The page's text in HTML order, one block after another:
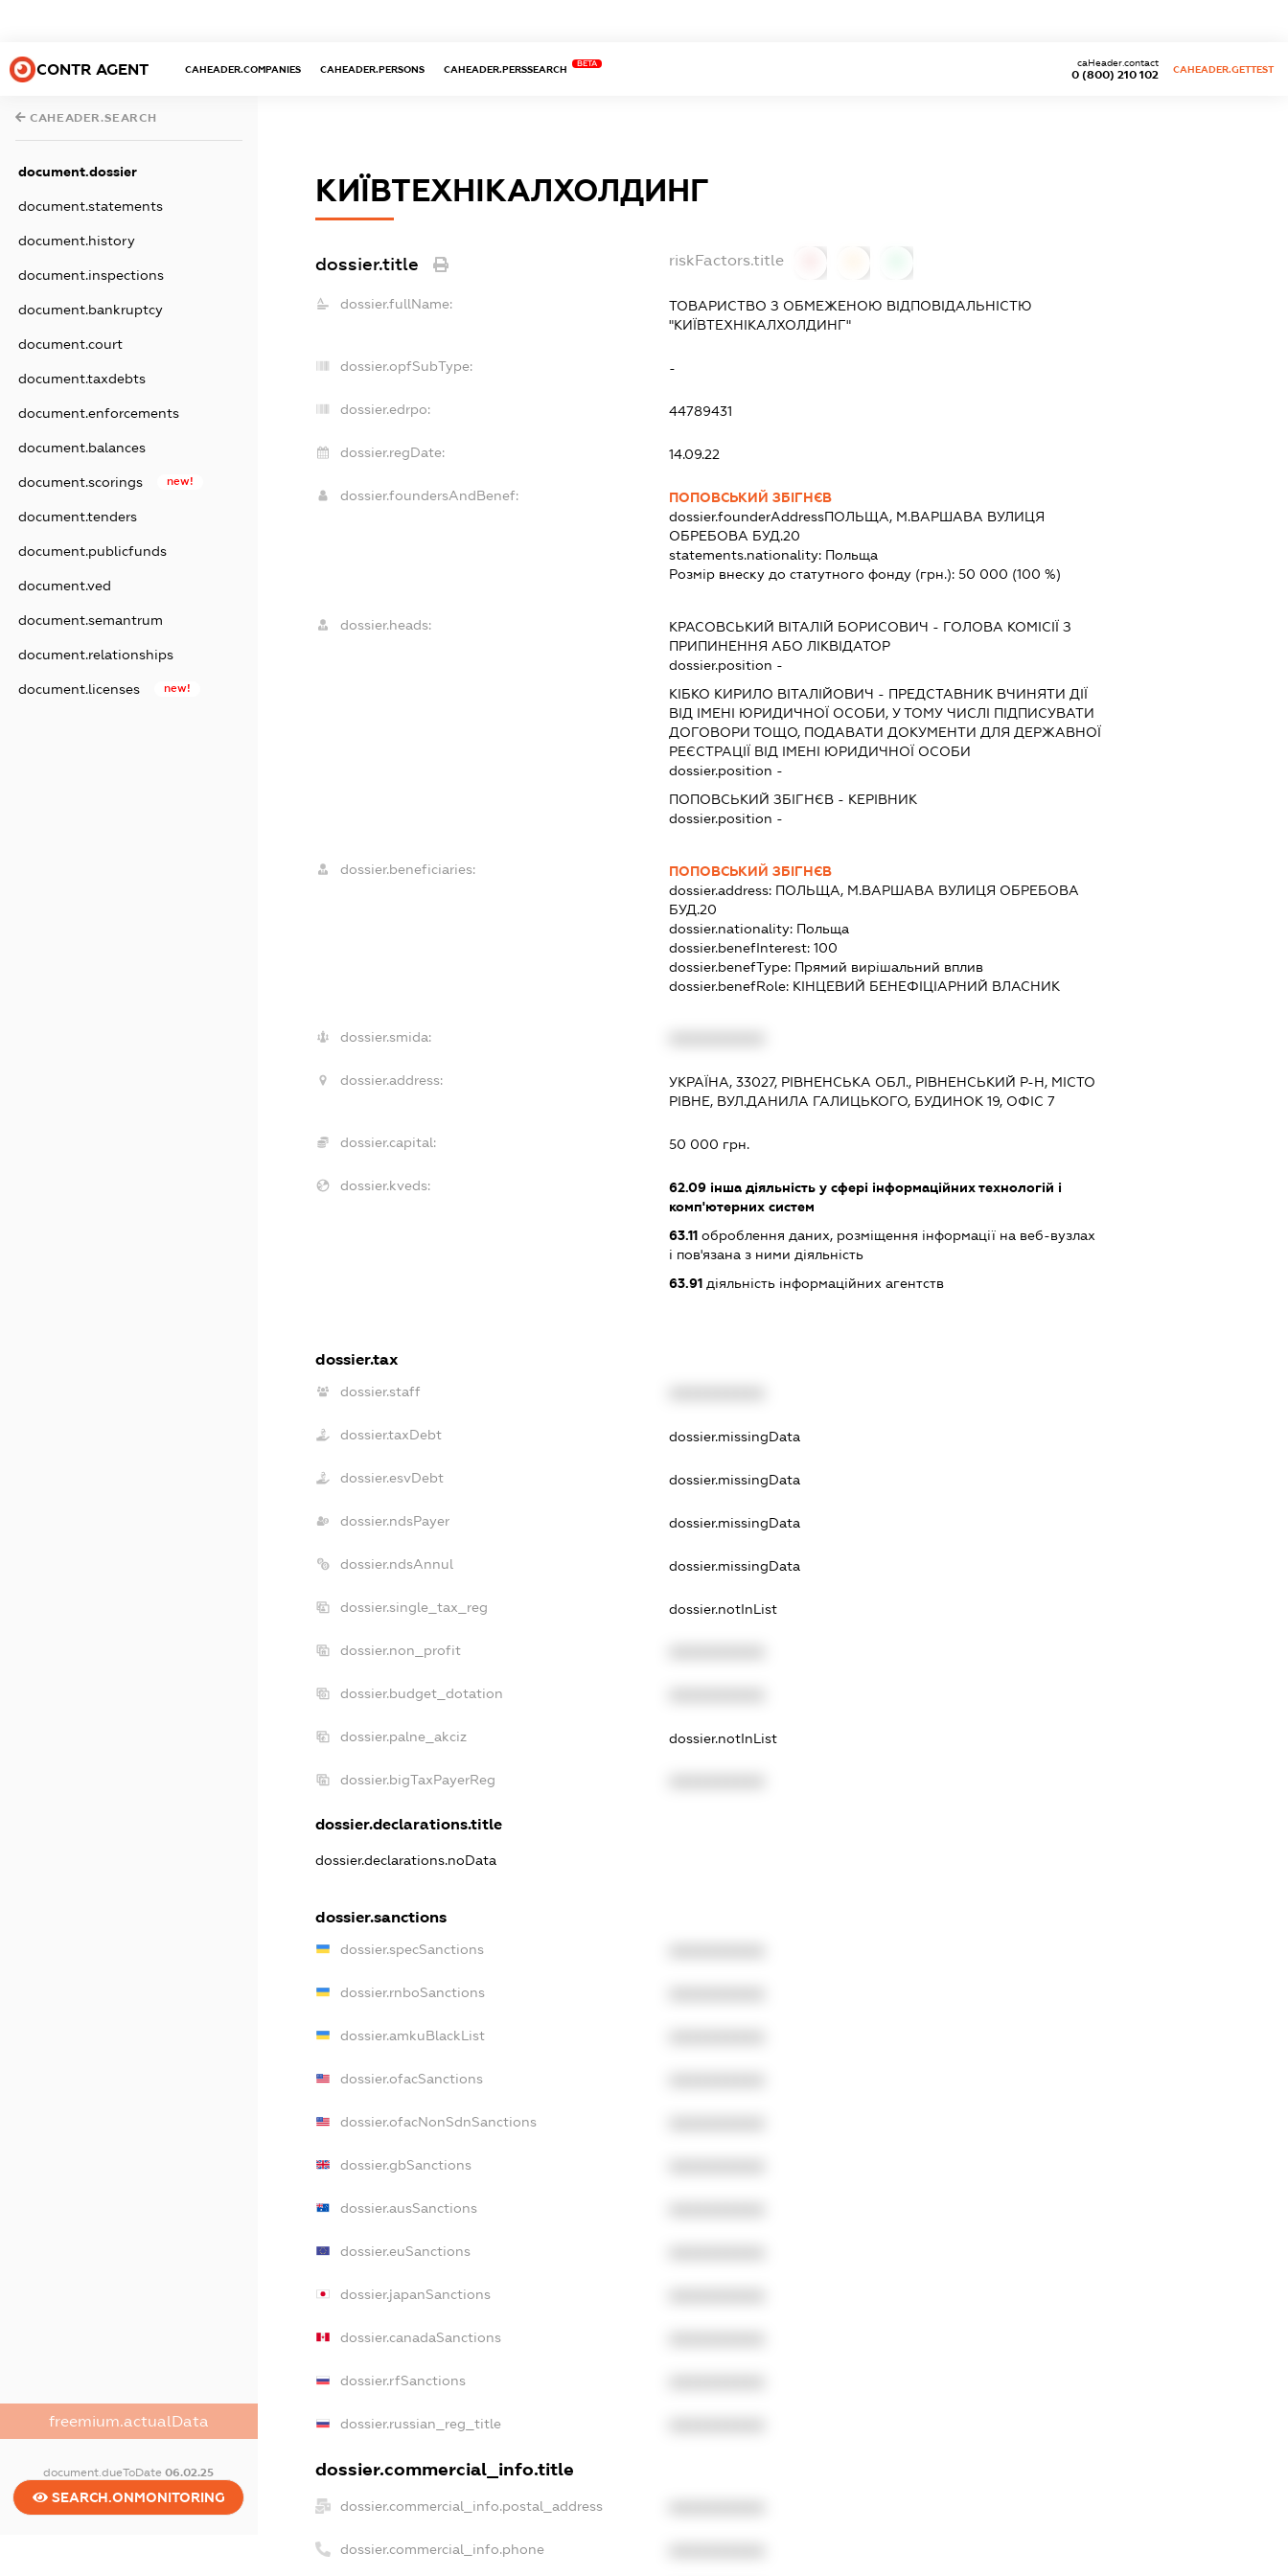
CONTR AGENT CAHEADER.COMPANIES CAHEADER.PERSONS CAHEADER.PERSSEARCH
BETA
0 (800) 210 102
caHeader.contact
CAHEADER.GETTEST
CAHEADER.SEARCH
document.dossier
document.statements
document.history
document.inspections
document.bankruptcy
document.court
document.taxdebts
document.enforcements
document.balances
document.scorings new!
document.tenders
document.publicfunds
document.ved
document.semantrum
document.relationships
document.licenses new!
freemium.actualData
document.dueToDate06.02.25
SEARCH.ONMONITORING
КИЇВТЕХНІКАЛХОЛДИНГ
dossier.title riskFactors.title
dossier.fullName:
ТОВАРИСТВО З ОБМЕЖЕНОЮ ВІДПОВІДАЛЬНІСТЮ
"КИЇВТЕХНІКАЛХОЛДИНГ"
dossier.opfSubType: -
dossier.edrpo: 44789431
dossier.regDate: 14.09.22
dossier.foundersAndBenef:
ПОПОВСЬКИЙ ЗБІГНЄВ
dossier.founderAddressПОЛЬЩА, М.ВАРШАВА ВУЛИЦЯ
ОБРЕБОВА БУД.20
statements.nationality: Польща
Розмір внеску до статутного фонду (грн.):50 000 (100 %)
dossier.heads: КРАСОВСЬКИЙ ВІТАЛІЙ БОРИСОВИЧ - ГОЛОВА КОМІСІЇ З
ПРИПИНЕННЯ АБО ЛІКВІДАТОР
dossier.position -
КІБКО КИРИЛО ВІТАЛІЙОВИЧ - ПРЕДСТАВНИК ВЧИНЯТИ ДІЇ
ВІД ІМЕНІ ЮРИДИЧНОЇ ОСОБИ, У ТОМУ ЧИСЛІ ПІДПИСУВАТИ
ДОГОВОРИ ТОЩО, ПОДАВАТИ ДОКУМЕНТИ ДЛЯ ДЕРЖАВНОЇ
РЕЄСТРАЦІЇ ВІД ІМЕНІ ЮРИДИЧНОЇ ОСОБИ
dossier.position -
ПОПОВСЬКИЙ ЗБІГНЄВ - КЕРІВНИК
dossier.position -
dossier.beneficiaries:
ПОПОВСЬКИЙ ЗБІГНЄВ
dossier.address: ПОЛЬЩА, М.ВАРШАВА ВУЛИЦЯ ОБРЕБОВА
БУД.20
dossier.nationality: Польща
dossier.benefInterest:100
dossier.benefType: Прямий вирішальний вплив
dossier.benefRole: КІНЦЕВИЙ БЕНЕФІЦІАРНИЙ ВЛАСНИК
dossier.smida:
dossier.address:
УКРАЇНА, 33027, РІВНЕНСЬКА ОБЛ., РІВНЕНСЬКИЙ Р-Н, МІСТО
РІВНЕ, ВУЛ.ДАНИЛА ГАЛИЦЬКОГО, БУДИНОК 19, ОФІС 7
dossier.capital: 50 000 грн.
dossier.kveds: 62.09 інша діяльність у сфері інформаційних технологій і
комп'ютерних систем
63.11 оброблення даних, розміщення інформації на веб-вузлах
і пов'язана з ними діяльність
63.91 діяльність інформаційних агентств
dossier.tax
dossier.staff
dossier.taxDebt dossier.missingData
dossier.esvDebt dossier.missingData
dossier.ndsPayer dossier.missingData
dossier.ndsAnnul dossier.missingData
dossier.single_tax_reg dossier.notInList
dossier.non_profit
dossier.budget_dotation
dossier.palne_akciz dossier.notInList
dossier.bigTaxPayerReg
dossier.declarations.title
dossier.declarations.noData
dossier.sanctions
dossier.specSanctions
dossier.rnboSanctions
dossier.amkuBlackList
dossier.ofacSanctions
dossier.ofacNonSdnSanctions
dossier.gbSanctions
dossier.ausSanctions
dossier.euSanctions
dossier.japanSanctions
dossier.canadaSanctions
dossier.rfSanctions
dossier.russian_reg_title
dossier.commercial_info.title
dossier.commercial_info.postal_address
dossier.commercial_info.phone